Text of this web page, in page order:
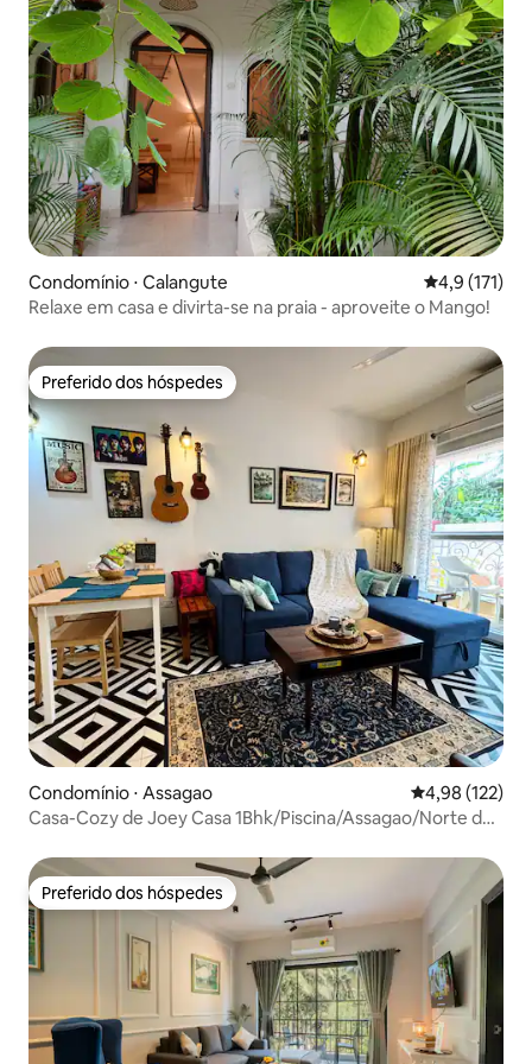
Condomínio ⋅ Calangute 4,9 de uma
4,9 (171)
Relaxe em casa e divirta-se na praia - aproveite o Mango!
Preferido dos hóspedes
Preferido dos hóspedes
Condomínio ⋅ Assagao 4,98 de uma
4,98 (122)
Casa-Cozy de Joey Casa 1Bhk/Piscina/Assagao/Norte de
Preferido dos hóspedes
Preferido dos hóspedes